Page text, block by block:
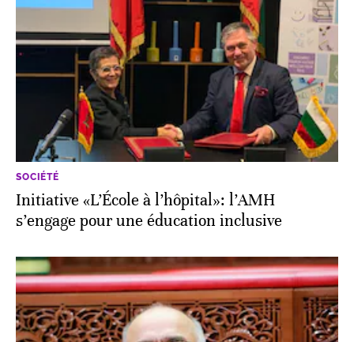
SOCIÉTÉ
Initiative «L’École à l’hôpital»: l’AMH
s’engage pour une éducation inclusive